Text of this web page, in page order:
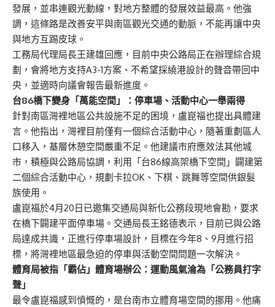
發展，並串連觀光動線，對地方整體的發展效益最高。他強
調，這條路是改善安平與南區觀光交通的動脈，不能再讓中央
與地方互踢皮球。
工務局代理局長王建雄回應，目前中央公路局正在辦理綜合規
劃，會將地方支持A3-1方案、不希望採繞港設計的聲音帶回中
央，並適時向議會報告最新進度。
台86橋下變身「萬能空間」：停車場、活動中心一舉兩得
針對南區灣裡地區公共設施不足的困境，盧崑福也提出具體建
言。他指出，灣裡目前僅有一個綜合活動中心，隨著重劃區人
口移入，基層休憩空間嚴重不足。他建議市府應效法其他城
市，積極與公路局協調，利用「台86線高架橋下空間」闢建第
二個綜合活動中心，規劃卡拉OK、下棋、跳舞等空間供銀髮
族使用。
盧崑福於4月20日已邀集交通局與新化公務段現地會勘，要求
在橋下闢建平面停車場。交通局長王銘德表示，目前已與公路
局達成共識，正進行停車場設計，目標在今年8、9月進行招
標，將灣裡地區最急迫的停車與活動空間問題一次解決。
體育局被指「霸佔」體育場辦公：運動風氣淪為「公務員打字
聲」
最令盧崑福感到憤慨的，是台南市立體育場空間的挪用。他痛